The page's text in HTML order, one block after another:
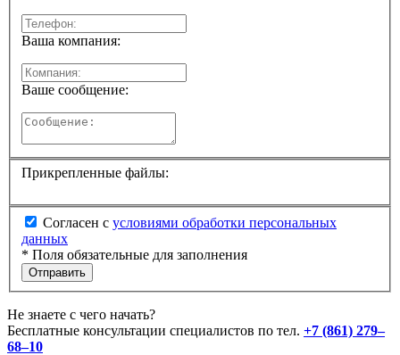
Ваша компания:
Ваше сообщение:
Прикрепленные файлы:
Согласен с условиями обработки персональных
данных
* Поля обязательные для заполнения
Отправить
Не знаете с чего начать?
Бесплатные консультации специалистов по тел. +7 (861) 279–
68–10